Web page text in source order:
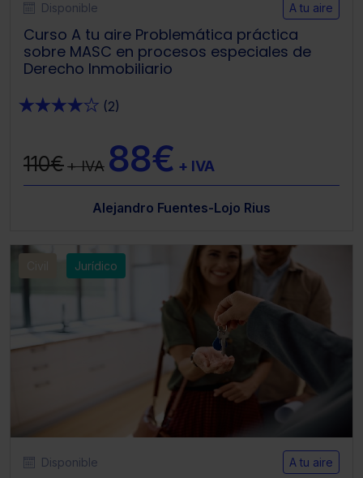
Disponible A tu aire
Curso A tu aire Problemática práctica
sobre MASC en procesos especiales de
Derecho Inmobiliario
★★★★★ (2)
110€+ IVA 88€ + IVA
Alejandro Fuentes-Lojo Rius
Jurídico
Disponible A tu aire